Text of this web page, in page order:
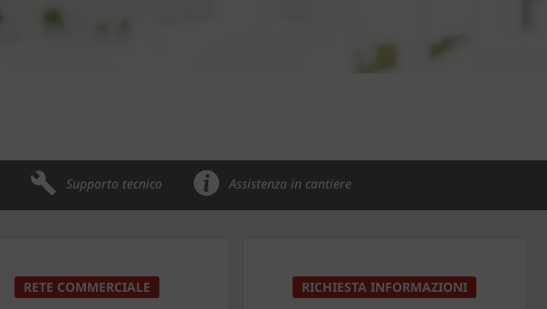
Supporto tecnico Assistenza in cantiere
RETE COMMERCIALE RICHIESTA INFORMAZIONI